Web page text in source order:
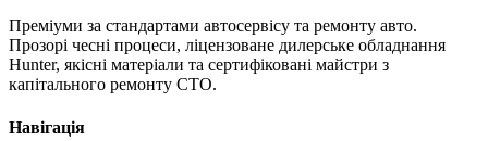
Преміуми за стандартами автосервісу та ремонту авто.
Прозорі чесні процеси, ліцензоване дилерське обладнання
Hunter, якісні матеріали та сертифіковані майстри з
капітального ремонту СТО.
Навігація